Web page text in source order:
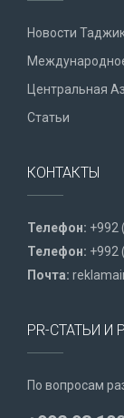
Новости
Центральная
Статьи
КОНТАКТЫ
Телефон: +992
Телефон: +992
Почта:
PR-СТАТЬИ И
По вопросам